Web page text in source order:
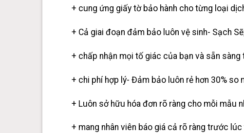
+ cung ứng giấy tờ bảo hành cho từng loại
+ Cả giai đoạn đảm bảo luôn vệ sinh- Sạch
+ chấp nhận mọi tố giác của bạn và sẵn
+ chi phí hợp lý- Đảm bảo luôn rẻ hơn 30% so
+ Luôn sở hữu hóa đơn rõ ràng cho mỗi mẫu
+ mang nhân viên báo giá cả rõ ràng trước